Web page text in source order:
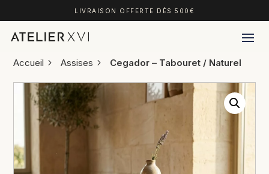
LIVRAISON OFFERTE DÈS 500€
Accueil Assises Cegador – Tabouret / Naturel